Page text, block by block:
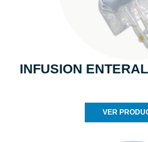
INFUSION
VER